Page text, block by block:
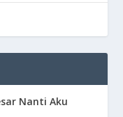
Nanti Aku